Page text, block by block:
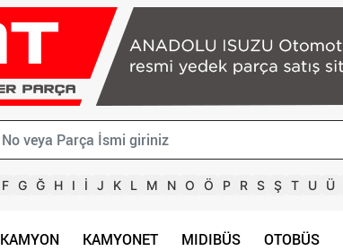
F G Ğ H I İ J K L M N O Ö P R S Ş T U Ü
KAMYON KAMYONET MIDIBÜS OTOBÜS